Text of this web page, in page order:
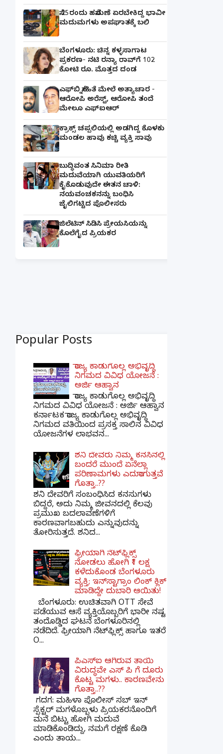
ಸೆ.25ರಂದು ಹಸೆಮಣೆ ಏರಬೇಕಿದ್ದ ಭಾವೀ
ಮದುಮಗಳು ಅಪಘಾತಕ್ಕೆ ಬಲಿ
ಬೆಂಗಳೂರು: ಚಿನ್ನ ಕಳ್ಳಸಾಗಾಟ
ಪ್ರಕರಣ- ನಟಿ ರನ್ಯಾ ರಾವ್‌ಗೆ 102
ಕೋಟಿ ರೂ. ಮೊತ್ತದ ದಂಡ
ಎಫ್‌ಬಿ ಸ್ನೇಹಿತೆ ಮೇಲೆ ಅತ್ಯಾಚಾರ -
ಆರೋಪಿ ಅರೆಸ್ಟ್, ಆರೋಪಿ ತಂದೆ
ಮೇಲೂ ಎಫ್ಐಆರ್
ಕ್ರಾಕ್ಸ್ ಚಪ್ಪಲಿಯಲ್ಲಿ ಅಡಗಿದ್ದ ಕೊಳಕು
ಮಂಡಲ ಹಾವು ಕಚ್ಚಿ ವ್ಯಕ್ತಿ ಸಾವು
ಬುದ್ಧಿವಂತ ಸಿನಿಮಾ ರೀತಿ
ಮದುವೆಯಾಗಿ ಯುವತಿಯರಿಗೆ
ಕೈಕೊಡುವುದೇ ಈತನ ಚಾಳಿ:
ನಯವಂಚಕನನ್ನು ಬಂಧಿಸಿ
ಜೈಲಿಗಟ್ಟಿದ ಪೊಲೀಸರು
ಜಿಲೆಟಿನ್ ಸಿಡಿಸಿ ಪ್ರೇಯಸಿಯನ್ನು
ಕೊಲೆಗೈದ ಪ್ರಿಯಕರ
Popular Posts
ರಾಜ್ಯ ಕಾಡುಗೊಲ್ಲ ಅಭಿವೃದ್ಧಿ
ನಿಗಮದ ವಿವಿಧ ಯೋಜನೆ :
ಅರ್ಜಿ ಆಹ್ವಾನ
ರಾಜ್ಯ ಕಾಡುಗೊಲ್ಲ ಅಭಿವೃದ್ಧಿ
ನಿಗಮದ ವಿವಿಧ ಯೋಜನೆ : ಅರ್ಜಿ ಆಹ್ವಾನ
ಕರ್ನಾಟಕ ರಾಜ್ಯ ಕಾಡುಗೊಲ್ಲ ಅಭಿವೃದ್ಧಿ
ನಿಗಮದ ವತಿಯಿಂದ ಪ್ರಸಕ್ತ ಸಾಲಿನ ವಿವಿಧ
ಯೋಜನೆಗಳ ಲಾಭವನ...
ಶನಿ ದೇವರು ನಿಮ್ಮ ಕನಸಿನಲ್ಲಿ
ಬಂದರೆ ಮುಂದೆ ಏನೆಲ್ಲಾ
ಪರಿಣಾಮಗಳು ಎದುರಾಗುತ್ತವೆ
ಗೊತ್ತಾ..??
ಶನಿ ದೇವರಿಗೆ ಸಂಬಂಧಿಸಿದ ಕನಸುಗಳು
ಬಿದ್ದರೆ, ಅದು ನಿಮ್ಮ ಜೀವನದಲ್ಲಿ ಕೆಲವು
ಪ್ರಮುಖ ಬದಲಾವಣೆಗಳಿಗೆ
ಕಾರಣವಾಗಬಹುದು ಎನ್ನುವುದನ್ನು
ತೋರಿಸುತ್ತದೆ. ಶನಿದ...
ಫ್ರೀಯಾಗಿ ನೆಟ್‌ಫ್ಲಿಕ್ಸ್
ನೋಡಲು ಹೋಗಿ ₹1 ಲಕ್ಷ
ಕಳೆದುಕೊಂಡ ಬೆಂಗಳೂರು
ವ್ಯಕ್ತಿ; ಇನ್‌ಸ್ಟಾಗ್ರಾಂ ಲಿಂಕ್ ಕ್ಲಿಕ್
ಮಾಡಿದ್ದೇ ದುಬಾರಿ ಆಯಿತು!
ಬೆಂಗಳೂರು: ಉಚಿತವಾಗಿ OTT ಸೇವೆ
ಪಡೆಯುವ ಆಸೆ ವ್ಯಕ್ತಿಯೊಬ್ಬರಿಗೆ ಭಾರೀ ನಷ್ಟ
ತಂದೊಡ್ಡಿದ ಘಟನೆ ಬೆಂಗಳೂರಿನಲ್ಲಿ
ನಡೆದಿದೆ. ಫ್ರೀಯಾಗಿ ನೆಟ್‌ಫ್ಲಿಕ್ಸ್ ಹಾಗೂ ಇತರೆ
O...
ಪಿಎಸ್​ಐ ಆಗಿರುವ ತಾಯಿ
ವಿರುದ್ಧವೇ ಎಸ್ ಪಿ ಗೆ ದೂರು
ಕೊಟ್ಟ ಮಗಳು.. ಕಾರಣವೇನು
ಗೊತ್ತಾ..??
ಗದಗ​: ಮಹಿಳಾ ಪೊಲೀಸ್​ ಸಬ್ ​ಇನ್​
ಸ್ಪೆಕ್ಟರ್​ ಮಗಳೊಬ್ಬಳು ಪ್ರಿಯಕರನೊಂದಿಗೆ
ಮನೆ ಬಿಟ್ಟು ಹೋಗಿ ಮದುವೆ
ಮಾಡಿಕೊಂಡಿದ್ದು, ನಮಗೆ ರಕ್ಷಣೆ ಕೊಡಿ
ಎಂದು ತಾಯ...